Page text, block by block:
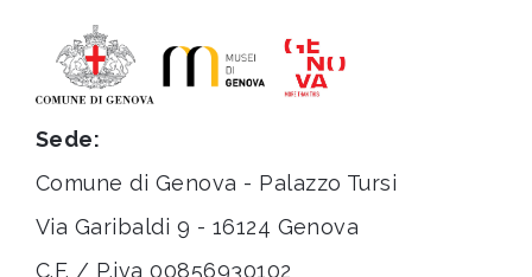
Sede:
Comune di Genova - Palazzo Tursi
Via Garibaldi 9 - 16124 Genova
C.F. / P.iva 00856930102